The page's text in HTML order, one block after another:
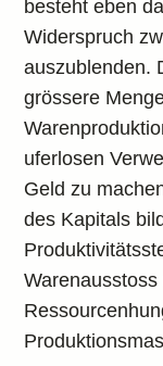
besteht eben
Widerspruch
auszublenden.
grössere
uferlosen
Geld zu
des Kapitals